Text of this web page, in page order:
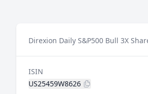
Direxion Daily S&P500 Bull 3X
ISIN
US25459W8626